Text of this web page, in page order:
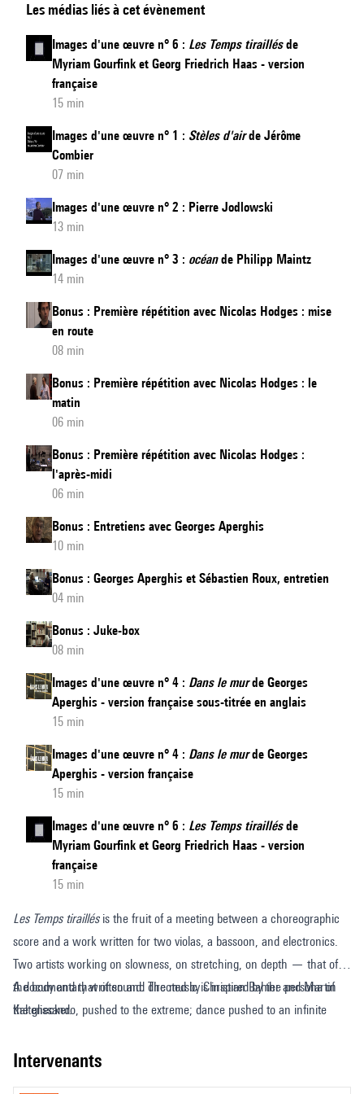
d'une
œuvre
n°
Les
Temps
tiraillés
de
Myriam
et
Georg
Friedrich
Haas
version
française
sous-
titrée
en
anglais
Les médias liés à cet évènement
Images d'une œuvre n° 6 : Les Temps tiraillésde
Myriam Gourfink et Georg Friedrich Haas - version
française
15 min
Images d'une œuvre n° 1 : Stèles d'airde Jérôme
Combier
07 min
Images d'une œuvre n° 2 : Pierre Jodlowski
13 min
Images d'une œuvre n° 3 : océande Philipp Maintz
14 min
Bonus : Première répétition avec Nicolas Hodges : mise
en route
08 min
Bonus : Première répétition avec Nicolas Hodges : le
matin
06 min
Bonus : Première répétition avec Nicolas Hodges :
l'après-midi
06 min
Bonus : Entretiens avec Georges Aperghis
10 min
Bonus : Georges Aperghis et Sébastien Roux, entretien
04 min
Bonus : Juke-box
08 min
Images d'une œuvre n° 4 : Dans le murde Georges
Aperghis - version française sous-titrée en anglais
15 min
Images d'une œuvre n° 4 : Dans le murde Georges
Aperghis - version française
15 min
Images d'une œuvre n° 6 : Les Temps tiraillésde
Myriam Gourfink et Georg Friedrich Haas - version
française
15 min
Les Temps tiraillésis the fruit of a meeting between a choreographic
score and a work written for two violas, a bassoon, and electronics.
Two artists working on slowness, on stretching, on depth — that of
the body and that of sound. The music is inspired by the persona of
the glissando, pushed to the extreme; dance pushed to an infinite
This film documents the meeting of two affinities — our perception
A documentary written and directed by Christian Bahier and Martin
Kaltenecker.
intervenants